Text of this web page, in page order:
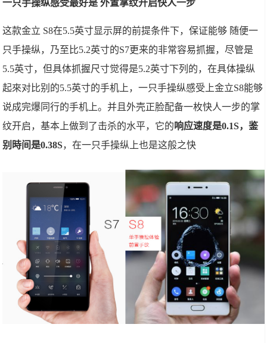
一只手操纵感受最好是 外置掌纹开启快人一步
这款金立 S8在5.5英寸显示屏的前提条件下，保证能够 随便一
只手操纵，乃至比5.2英寸的S7更来的非常容易抓握，尽管是
5.5英寸，但具体抓握尺寸觉得是5.2英寸下列的，在具体操纵
起來对比别的5.5英寸的手机上，一只手操纵感受上金立S8能够
说成完爆同行的手机上。并且外壳正脸配备一枚快人一步的掌
纹开启，基本上做到了击杀的水平，它的 响应速度是0.1S，鉴
别時间是0.38S，在一只手操纵上也是这般之快